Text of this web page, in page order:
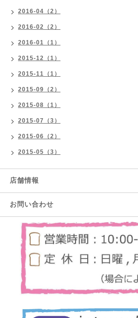
2016-04（2）
2016-02（2）
2016-01（1）
2015-12（1）
2015-11（1）
2015-09（2）
2015-08（1）
2015-07（3）
2015-06（2）
2015-05（3）
店舗情報
お問い合わせ